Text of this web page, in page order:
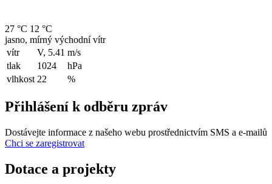
27 °C 12 °C
jasno, mírný východní vítr
vítr
V, 5.41 m/s
tlak
1024
hPa
vlhkost 22 %
Přihlášení k odběru zpráv
Dostávejte informace z našeho webu prostřednictvím SMS a e-mailů
Chci se zaregistrovat
Dotace a projekty